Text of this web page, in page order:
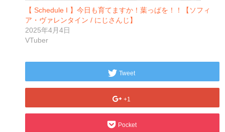
【 Schedule I 】今日も育てますか！葉っぱを！！【ソフィ
ア・ヴァレンタイン / にじさんじ】
2025年4月4日
VTuber
Tweet
+1
Pocket